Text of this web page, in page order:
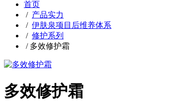
首页
/ 产品实力
/ 伊肤泉项目后维养体系
/ 修护系列
/ 多效修护霜
多效修护霜